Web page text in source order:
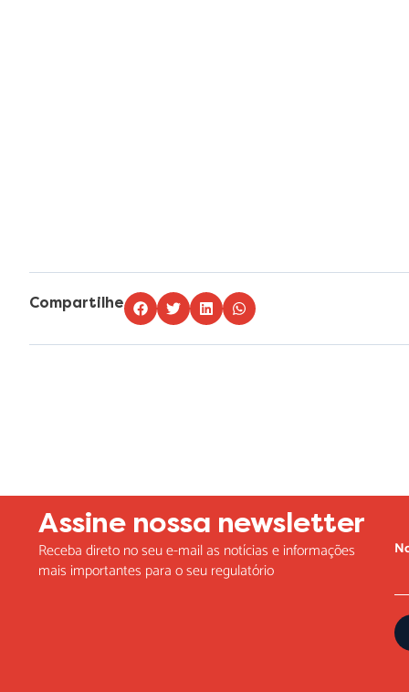
Compartilhe
Assine nossa newsletter
Receba direto no seu e-mail as notícias e informações
mais importantes para o seu regulatório